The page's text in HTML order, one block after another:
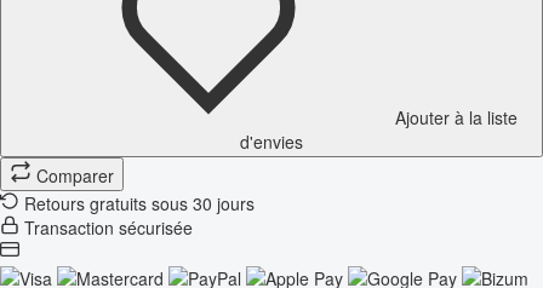
Ajouter à la liste
d'envies
Comparer
Retours gratuits sous 30 jours
Transaction sécurisée